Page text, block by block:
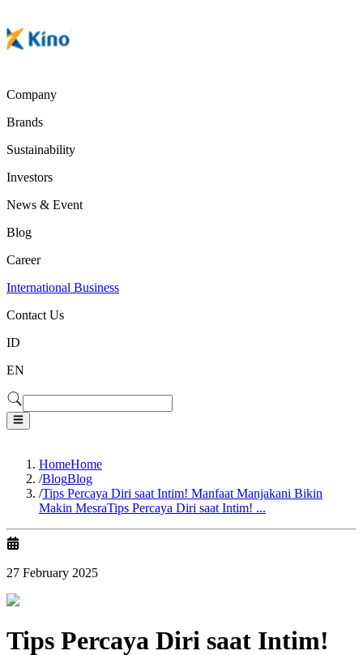
Company
Brands
Sustainability
Investors
News & Event
Blog
Career
International Business
Contact Us
ID
EN
HomeHome
/BlogBlog
/Tips Percaya Diri saat Intim! Manfaat Manjakani Bikin
Makin MesraTips Percaya Diri saat Intim! ...
27 February 2025
Tips Percaya Diri saat Intim!